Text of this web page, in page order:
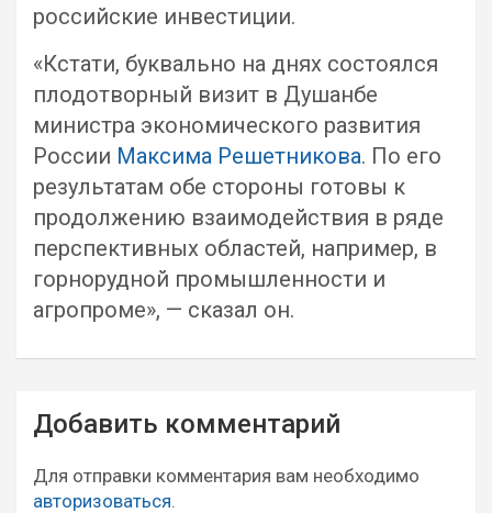
российские инвестиции.
«Кстати, буквально на днях состоялся
плодотворный визит в Душанбе
министра экономического развития
России Максима Решетникова. По его
результатам обе стороны готовы к
продолжению взаимодействия в ряде
перспективных областей, например, в
горнорудной промышленности и
агропроме», — сказал он.
Навигация
по
записям
Добавить комментарий
Для отправки комментария вам необходимо
авторизоваться.